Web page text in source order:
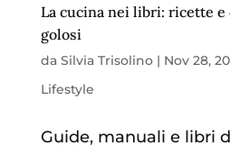
La cucina nei libri: ricette
golosi
da Silvia Trisolino| Nov 28,
Lifestyle
Guide, manuali e libri